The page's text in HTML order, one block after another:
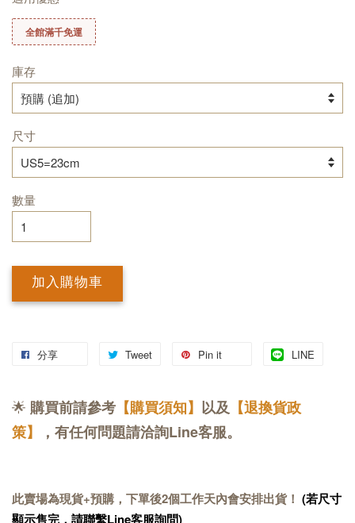
全館滿千免運
庫存
尺寸
數量
加入購物車
分享 Tweet Pin it LINE
🌟 購買前請參考 【購買須知】 以及 【退換貨政
策】
，有任何問題請洽詢Line客服。
此賣場為現貨+預購，下單後2個工作天內會安排出貨！ (若尺寸
顯示售完，請聯繫Line客服詢問)